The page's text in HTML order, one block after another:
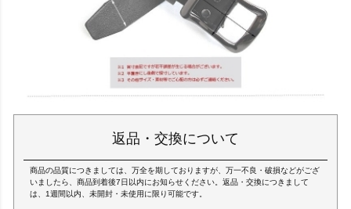
返品・交換について
商品の品質につきましては、万全を期しておりますが、万一不良・破損などがござ
いましたら、商品到着後7日以内にお知らせください。返品・交換につきまして
は、1週間以内、未開封・未使用に限り可能です。